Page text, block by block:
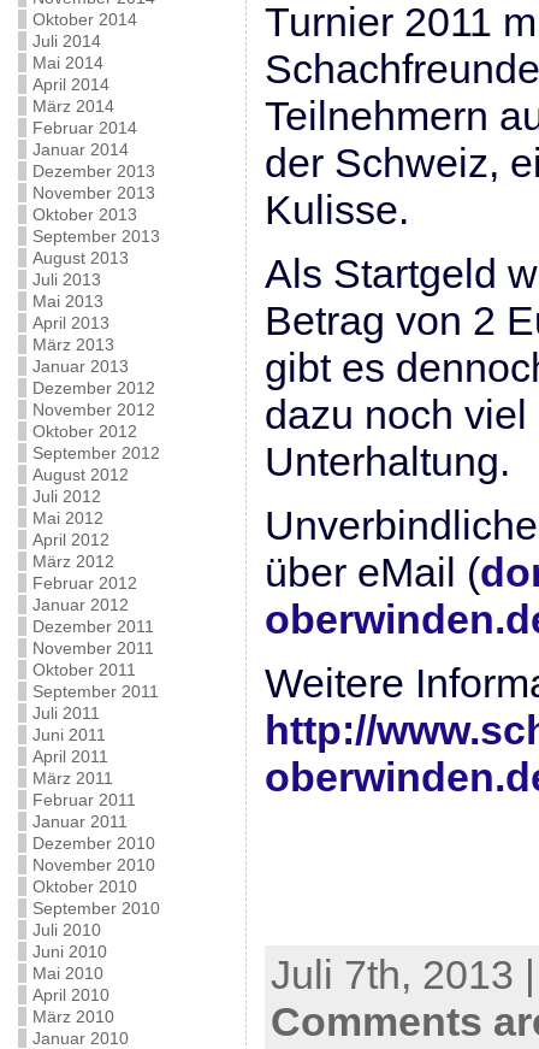
Oktober 2014
Juli 2014
Mai 2014
April 2014
März 2014
Februar 2014
Januar 2014
Dezember 2013
November 2013
Oktober 2013
September 2013
August 2013
Juli 2013
Mai 2013
April 2013
März 2013
Januar 2013
Dezember 2012
November 2012
Oktober 2012
September 2012
August 2012
Juli 2012
Mai 2012
April 2012
März 2012
Februar 2012
Januar 2012
Dezember 2011
November 2011
Oktober 2011
September 2011
Juli 2011
Juni 2011
April 2011
März 2011
Februar 2011
Januar 2011
Dezember 2010
November 2010
Oktober 2010
September 2010
Juli 2010
Juni 2010
Mai 2010
April 2010
März 2010
Januar 2010
Turnier 2011
Teilnehmern
der Schweiz,
Kulisse.
Als Startgeld
Betrag von 2
gibt es
dazu noch
Unterhaltung.
über eMail (
Weitere
http://
Juli 7th, 2013
Comments